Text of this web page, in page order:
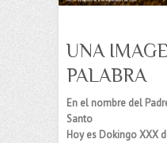
UNA
PALABRA
En el nombre del
Santo
Hoy es Dokingo XXX